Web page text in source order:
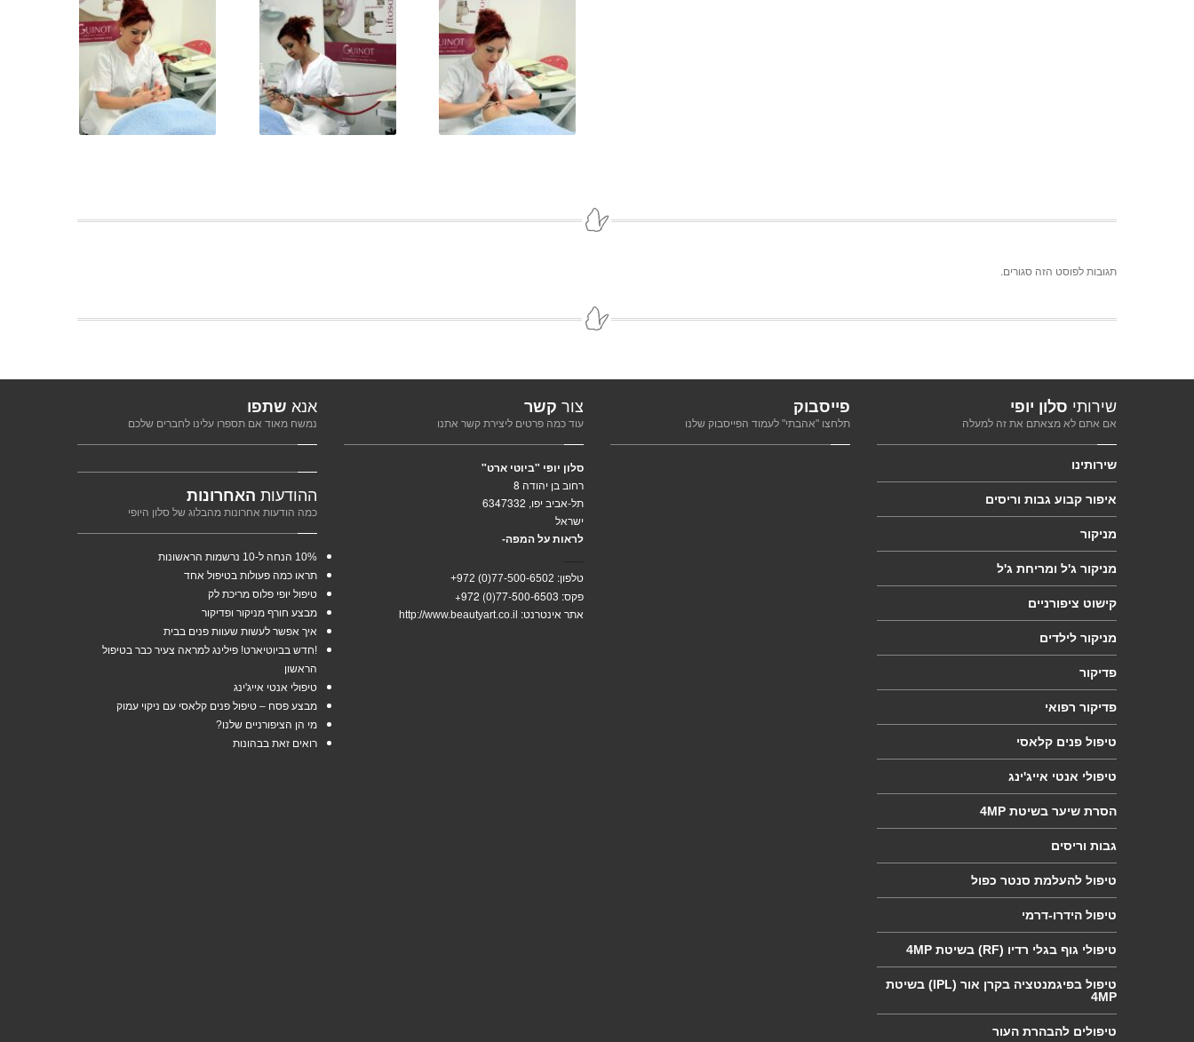
תגובות לפוסט הזה סגורים.
שירותי סלון יופי
אם אתם לא מצאתם את זה למעלה
שירותינו
איפור קבוע גבות וריסים
מניקור
מניקור ג'ל ומריחת ג'ל
קישוט ציפורניים
מניקור לילדים
פדיקור
פדיקור רפואי
טיפול פנים קלאסי
טיפולי אנטי אייג'ינג
הסרת שיער בשיטת 4MP
גבות וריסים
טיפול להעלמת סנטר כפול
טיפול הידרו-דרמי
טיפולי גוף בגלי רדיו (RF) בשיטת 4MP
טיפול
בפיגמנטציה בקרן אור (IPL) בשיטת
4MP
טיפולים להבהרת העור
פייסבוק
תלחצו "אהבתי" לעמוד הפייסבוק שלנו
צור קשר
עוד כמה פרטים ליצירת קשר אתנו
סלון יופי "ביוטי ארט"
רחוב בן יהודה 8
תל-אביב יפו, 6347332
ישראל
לראות על המפה-
טלפון: 77-500-6502(0) 972+
פקס: +972 (0)77-500-6503
אתר אינטרנט: http://www.beautyart.co.il
אנא שתפו
נמשח מאוד אם תספרו עלינו לחברים שלכם
ההודעות האחרונות
כמה הודעות אחרונות מהבלוג של סלון היופי
10% הנחה ל-10 נרשמות הראשונות
תראו כמה פעולות בטיפול אחד
טיפול יופי פלוס מריכת לק
מבצע חורף מניקור ופדיקור
איך אפשר לעשות שעוות פנים בבית
!חדש בביוטיארט! פילינג למראה צעיר כבר בטיפול
הראשון
טיפולי אנטי אייג'ינג
מבצע פסח – טיפול פנים קלאסי עם ניקוי עמוק
מי הן הציפורניים שלנו?
רואים זאת בבהונות